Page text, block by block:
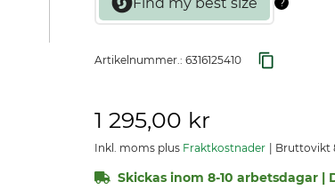
Artikelnummer.: 6316125410
1 295,00 kr
Inkl. moms plus Fraktkostnader Bruttovikt
Skickas inom 8-10 arbetsdagar